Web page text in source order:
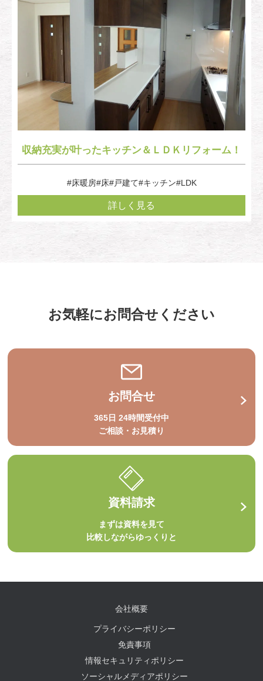
収納充実が叶ったキッチン＆ＬＤＫリフォーム！
#床暖房#床#戸建て#キッチン#LDK
詳しく見る
お気軽にお問合せください
お問合せ
365日 24時間受付中
ご相談・お見積り
資料請求
まずは資料を見て
比較しながらゆっくりと
会社概要
プライバシーポリシー
免責事項
情報セキュリティポリシー
ソーシャルメディアポリシー